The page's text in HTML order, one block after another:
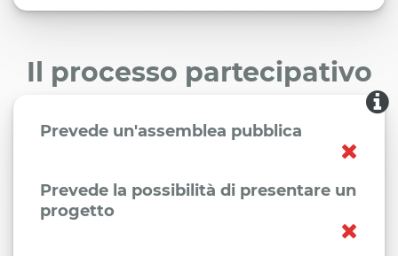
Il processo partecipativo
Prevede un'assemblea pubblica
Prevede la possibilità di presentare un
progetto